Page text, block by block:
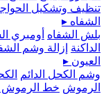
تنظيف وتشكيل
الشفاه ▸
بلش الشفاه أومبري
الداكنة إزالة وشم
العيون ▸
وشم الكحل الدائم
الرموش خط الرموش